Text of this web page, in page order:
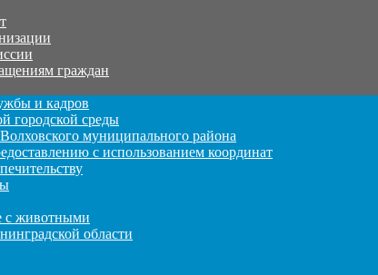
граждан
и кадров
городской среды
муниципального района
с использованием координат
с животными
области